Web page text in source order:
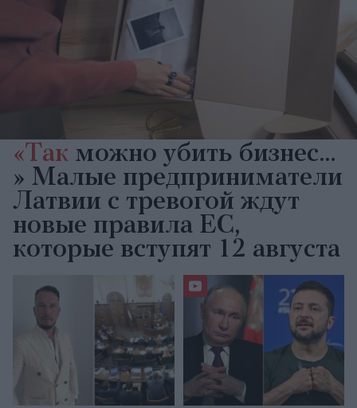
«Так можно убить бизнес…
» Малые предприниматели
Латвии с тревогой ждут
новые правила ЕС,
которые вступят 12 августа